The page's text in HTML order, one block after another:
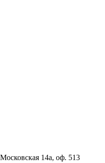
14а, оф. 513